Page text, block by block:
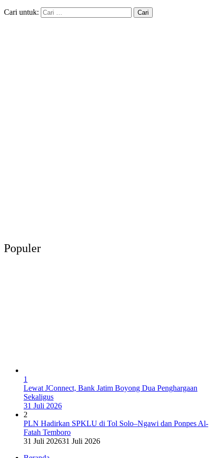
Cari untuk:
Populer
1
Lewat JConnect, Bank Jatim Boyong Dua Penghargaan
Sekaligus
31 Juli 2026
2
PLN Hadirkan SPKLU di Tol Solo–Ngawi dan Ponpes Al-
Fatah Temboro
31 Juli 202631 Juli 2026